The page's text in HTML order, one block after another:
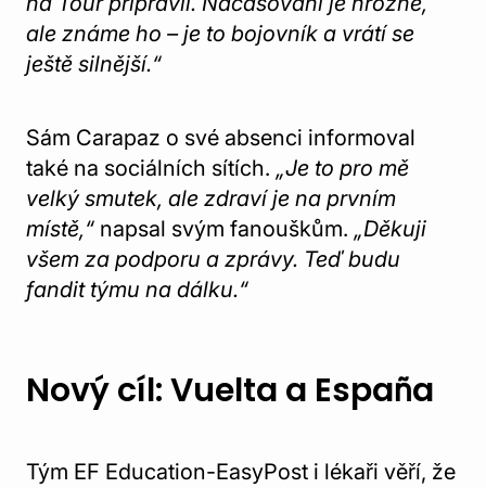
ale známe ho – je to bojovník a vrátí se
ještě silnější.“
Sám Carapaz o své absenci informoval
také na sociálních sítích. „Je to pro mě
velký smutek, ale zdraví je na prvním
místě,“ napsal svým fanouškům. „Děkuji
všem za podporu a zprávy. Teď budu
fandit týmu na dálku.“
Nový cíl: Vuelta a España
Tým EF Education-EasyPost i lékaři věří, že